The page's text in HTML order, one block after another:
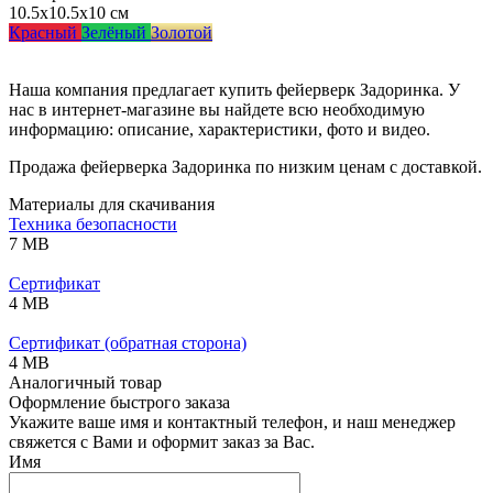
10.5x10.5x10 см
Красный Зелёный Золотой
Наша компания предлагает купить фейерверк Задоринка. У
нас в интернет-магазине вы найдете всю необходимую
информацию: описание, характеристики, фото и видео.
Продажа фейерверка Задоринка по низким ценам с доставкой.
Материалы для скачивания
Техника безопасности
7 MB
Сертификат
4 MB
Сертификат (обратная сторона)
4 MB
Аналогичный товар
Оформление быстрого заказа
Укажите ваше имя и контактный телефон, и наш менеджер
свяжется с Вами и оформит заказ за Вас.
Имя